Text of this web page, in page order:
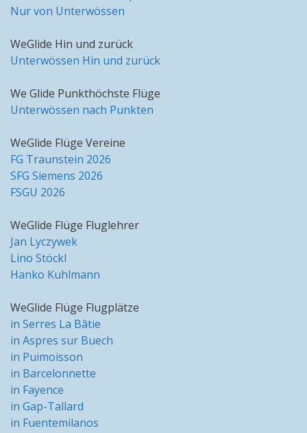
Nur von Unterwössen
WeGlide Hin und zurück
Unterwössen Hin und zurück
We Glide Punkthöchste Flüge
Unterwössen nach Punkten
WeGlide Flüge Vereine
FG Traunstein 2026
SFG Siemens 2026
FSGU 2026
WeGlide Flüge Fluglehrer
Jan Lyczywek
Lino Stöckl
Hanko Kuhlmann
WeGlide Flüge Flugplätze
in Serres La Bâtie
in Aspres sur Buech
in Puimoisson
in Barcelonnette
in Fayence
in Gap-Tallard
in Fuentemilanos